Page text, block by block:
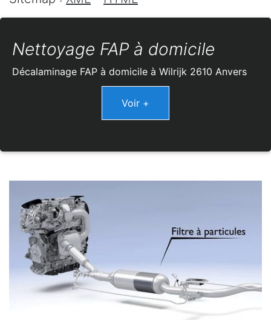
Nettoyage FAP à domicile
Décalaminage FAP à domicile à Wilrijk 2610 Anvers
Voir +